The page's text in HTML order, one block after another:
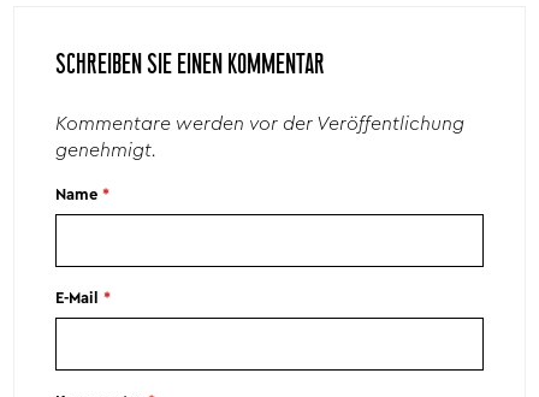
SCHREIBEN SIE EINEN KOMMENTAR
Kommentare werden vor der Veröffentlichung
genehmigt.
Name*
E-Mail*